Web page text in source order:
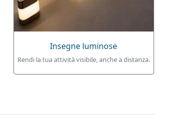
Insegne luminose
Rendi la tua attività visibile, anche a distanza.